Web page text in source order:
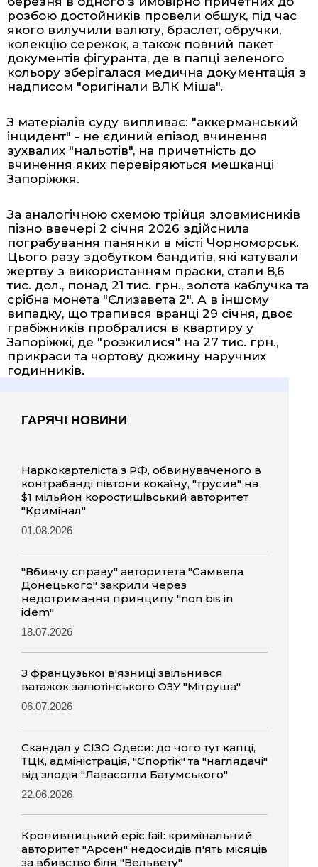
розбою достойників провели обшук, під час
якого вилучили валюту, браслет, обручки,
колекцію сережок, а також повний пакет
документів фігуранта, де в папці зеленого
кольору зберігалася медична документація з
надписом "оригінали ВЛК Міша".
З матеріалів суду випливає: "аккерманський
інцидент" - не єдиний епізод вчинення
зухвалих "нальотів", на причетність до
вчинення яких перевіряються мешканці
Запоріжжя.
За аналогічною схемою трійця зловмисників
пізно ввечері 2 січня 2026 здійснила
пограбування панянки в місті Чорноморськ.
Цього разу здобутком бандитів, які катували
жертву з використанням праски, стали 8,6
тис. дол., понад 21 тис. грн., золота каблучка та
срібна монета "Єлизавета 2". А в іншому
випадку, що трапився вранці 29 січня, двоє
грабіжників пробралися в квартиру у
Запоріжжі, де "розжилися" на 27 тис. грн.,
прикраси та чортову дюжину наручних
годинників.
ГАРЯЧІ НОВИНИ
Наркокартеліста з РФ, обвинуваченого в
контрабанді півтони кокаїну, "трусив" на
$1 мільйон коростишівський авторитет
"Кримінал"
01.08.2026
"Вбивчу справу" авторитета "Самвела
Донецького" закрили через
недотримання принципу "non bis in
idem"
18.07.2026
З французької в'язниці звільнився
ватажок залютінського ОЗУ "Мітруша"
06.07.2026
Скандал у СІЗО Одеси: до чого тут капці,
ТЦК, адміністрація, "Спортік" та "наглядачі"
від злодія "Лавасогли Батумського"
22.06.2026
Кропивницький epic fail: кримінальний
авторитет "Арсен" недосидів п'ять місяців
за вбивство біля "Вельвету"